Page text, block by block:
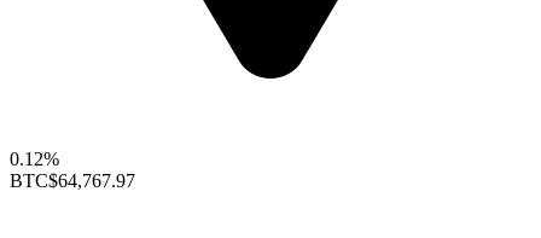
0.12%
BTC$64,767.97